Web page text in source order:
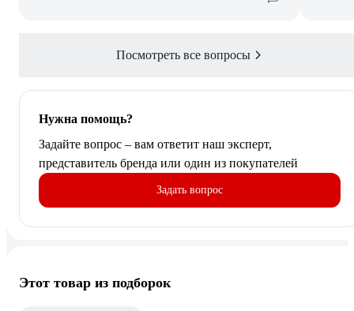
Посмотреть все вопросы
Нужна помощь?
Задайте вопрос – вам ответит наш эксперт,
представитель бренда или один из покупателей
Задать вопрос
Этот товар из подборок